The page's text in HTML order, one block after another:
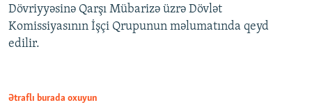
Dövriyyəsinə Qarşı Mübarizə üzrə Dövlət
Komissiyasının İşçi Qrupunun məlumatında qeyd
edilir.
Ətraflı burada oxuyun